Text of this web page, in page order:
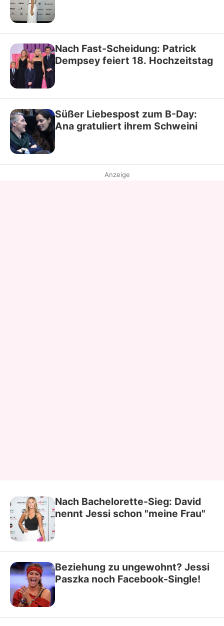
Nach Fast-Scheidung: Patrick
Dempsey feiert 18. Hochzeitstag
Süßer Liebespost zum B-Day:
Ana gratuliert ihrem Schweini
Anzeige
Nach Bachelorette-Sieg: David
nennt Jessi schon "meine Frau"
Beziehung zu ungewohnt? Jessi
Paszka noch Facebook-Single!